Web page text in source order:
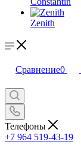
Zenith
Сравнение0
Телефоны
+7 964 519-43-19